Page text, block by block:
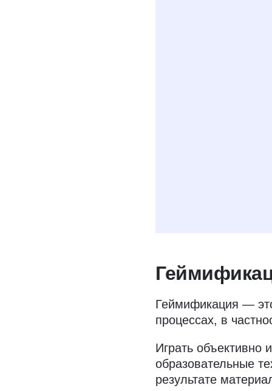
Геймификация —
процессах, в
Играть объективно
образовательные
результате